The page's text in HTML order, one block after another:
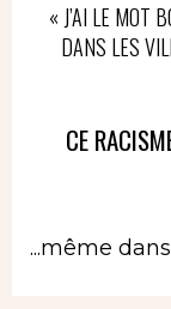
« J’AI LE MOT
DANS LES
CE
...même